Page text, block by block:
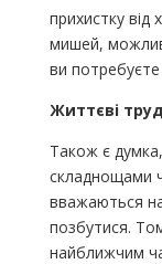
прихистку
мишей,
ви потребуєте
Життєві
Також є
складнощами
вважаються
позбутися.
найближчим